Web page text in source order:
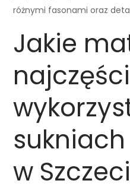
różnymi fasonami oraz
Jakie
w